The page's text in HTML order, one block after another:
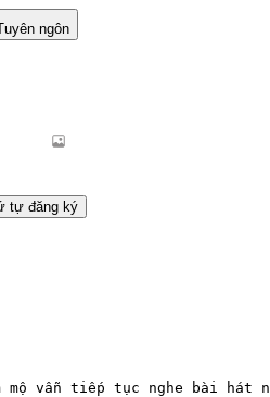
ngôn
tự đăng ký
mộ vẫn tiếp tục nghe bài hát